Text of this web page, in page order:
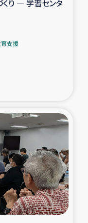
急支援
び教育支援
植林活動
糧・越冬支援
支援
教育支援事業
くり ― 学習センタ
支援